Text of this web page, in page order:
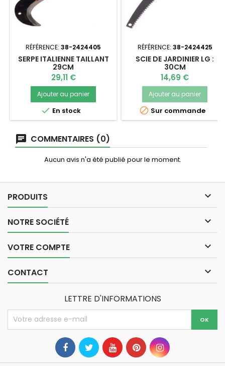
RÉFÉRENCE: 38-2424405
SERPE ITALIENNE TAILLANT
29CM
Prix
29,11 €
Ajouter au panier
 En stock
RÉFÉRENCE: 38-2424425
SCIE DE JARDINIER LG :
30CM
Prix
14,69 €
Ajouter au panier
 Sur commande
COMMENTAIRES (0)
Aucun avis n'a été publié pour le moment.
PRODUITS 
NOTRE SOCIÉTÉ 
VOTRE COMPTE 
CONTACT 
LETTRE D'INFORMATIONS